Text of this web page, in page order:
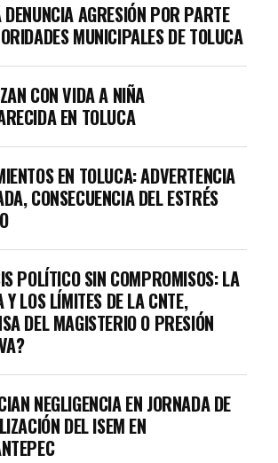
AGRESIÓN POR PARTE
MUNICIPALES DE TOLUCA
CON VIDA A NIÑA
EN TOLUCA
EN TOLUCA: ADVERTENCIA
CONSECUENCIA DEL ESTRÉS
POLÍTICO SIN COMPROMISOS: LA
Y LOS LÍMITES DE LA CNTE,
DEL MAGISTERIO O PRESIÓN
NEGLIGENCIA EN JORNADA DE
DEL ISEM EN